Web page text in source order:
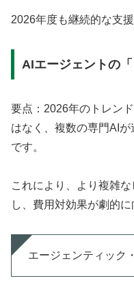
2026年度も継続的な支
AIエージェントの
要点：2026年のトレン
はなく、複数の専門AI
です。
これにより、より複雑
し、費用対効果が劇的に
エージェンティック